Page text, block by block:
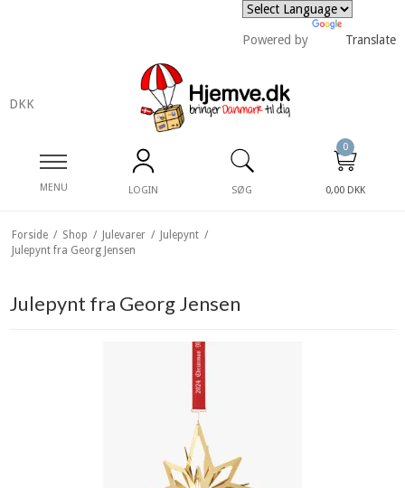
Powered by Translate
DKK
MENU LOGIN SØG
0
0,00 DKK
Forside / Shop / Julevarer / Julepynt /
Julepynt fra Georg Jensen
Julepynt fra Georg Jensen